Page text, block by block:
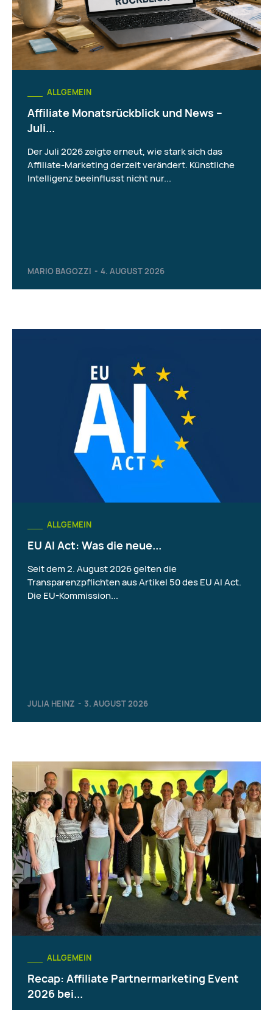
ALLGEMEIN
Affiliate Monatsrückblick und News –
Juli...
MARIO BAGOZZI - 4. AUGUST 2026
Der Juli 2026 zeigte erneut, wie stark sich das
Affiliate-Marketing derzeit verändert. Künstliche
Intelligenz beeinflusst nicht nur...
ALLGEMEIN
EU AI Act: Was die neue...
JULIA HEINZ - 3. AUGUST 2026
Seit dem 2. August 2026 gelten die
Transparenzpflichten aus Artikel 50 des EU AI Act.
Die EU-Kommission...
ALLGEMEIN
Recap: Affiliate Partnermarketing Event
2026 bei...